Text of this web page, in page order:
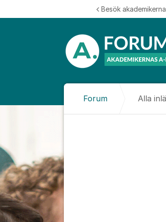
Besök
Forum Alla